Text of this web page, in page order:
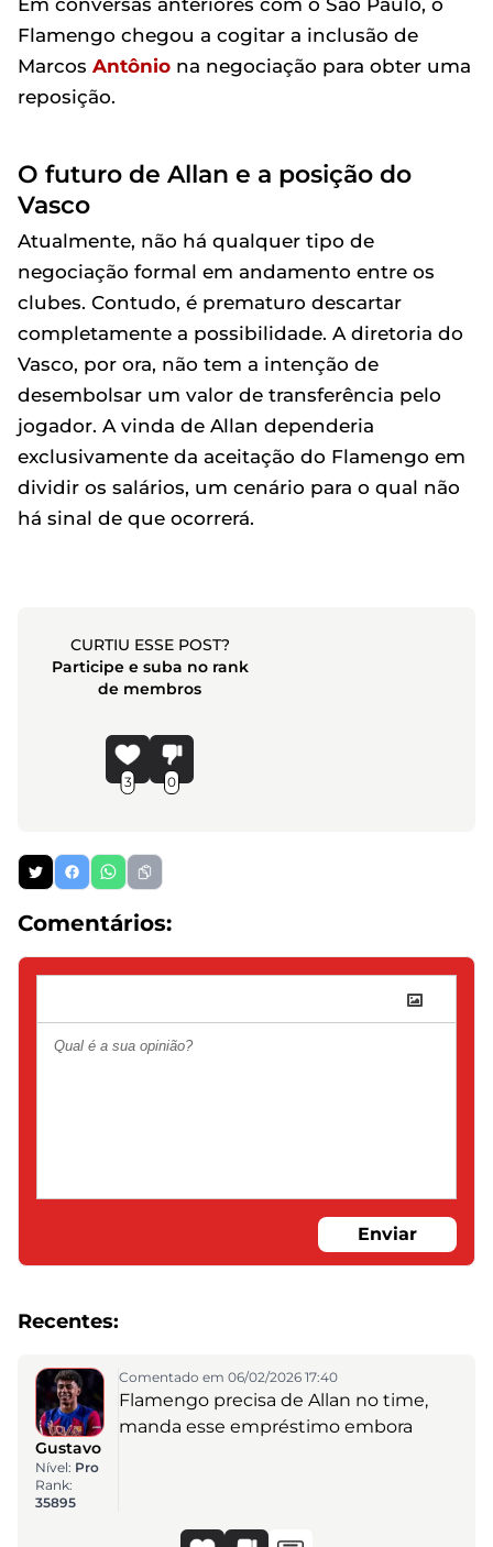
Em conversas anteriores com o São Paulo, o
Flamengo chegou a cogitar a inclusão de
Marcos Antônio na negociação para obter uma
reposição.
O futuro de Allan e a posição do
Vasco
Atualmente, não há qualquer tipo de
negociação formal em andamento entre os
clubes. Contudo, é prematuro descartar
completamente a possibilidade. A diretoria do
Vasco, por ora, não tem a intenção de
desembolsar um valor de transferência pelo
jogador. A vinda de Allan dependeria
exclusivamente da aceitação do Flamengo em
dividir os salários, um cenário para o qual não
há sinal de que ocorrerá.
CURTIU ESSE POST?
Participe e suba no rank
de membros
3 0
Comentários:
Enviar
Recentes:
Gustavo
Nível: Pro
Rank:
35895
Comentado em 06/02/2026 17:40
Flamengo precisa de Allan no time,
manda esse empréstimo embora